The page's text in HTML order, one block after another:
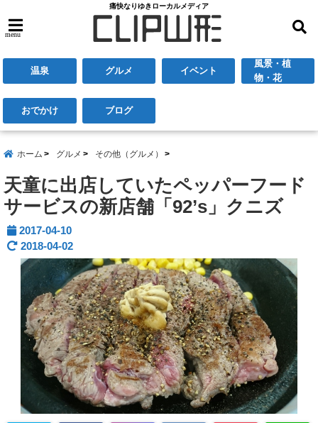
痛快なりゆきローカルメディア
menu
温泉 グルメ イベント
風景・植
物・花
おでかけ ブログ
ホーム グルメ その他（グルメ）
天童に出店していたペッパーフード
サービスの新店舗「92’s」クニズ
2017-04-10
2018-04-02